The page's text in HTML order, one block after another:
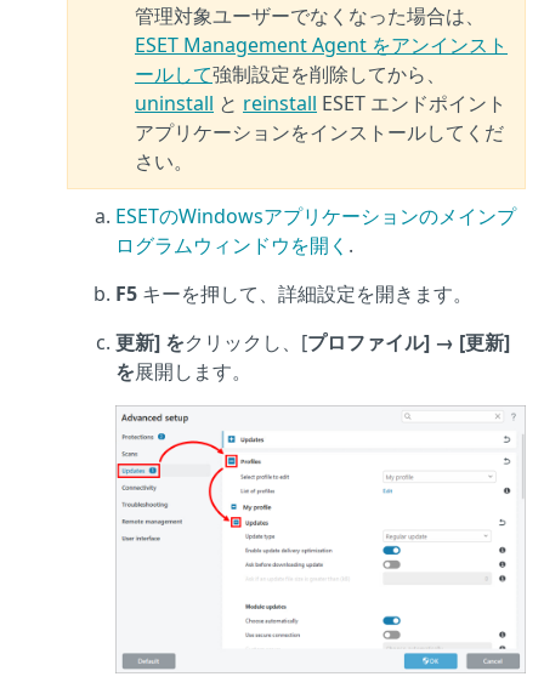
管理対象ユーザーでなくなった場合は、
ESET Management Agent をアンインスト
ールして強制設定を削除してから、
uninstall と reinstall ESET エンドポイント
アプリケーションをインストールしてくだ
さい。
ESETのWindowsアプリケーションのメインプ
ログラムウィンドウを開く .
F5 キーを押して、詳細設定を開きます。
更新] をクリックし、[プロファイル] → [更新]
を展開します。